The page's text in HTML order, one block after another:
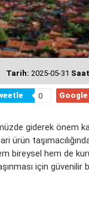
Tarih: 2025-05-31
0 Google
giderek önem
taşımacılığında
bireysel hem de
için güvenilir